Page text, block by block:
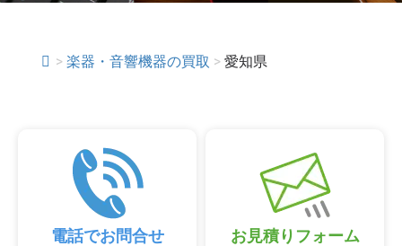
> 楽器・音響機器の買取 > 愛知県
電話でお問合せ お見積りフォーム